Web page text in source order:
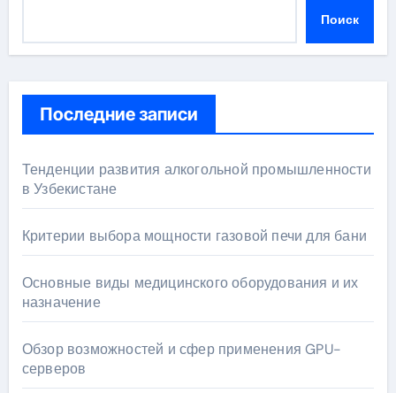
Поиск
Последние записи
Тенденции развития алкогольной промышленности
в Узбекистане
Критерии выбора мощности газовой печи для бани
Основные виды медицинского оборудования и их
назначение
Обзор возможностей и сфер применения GPU-
серверов